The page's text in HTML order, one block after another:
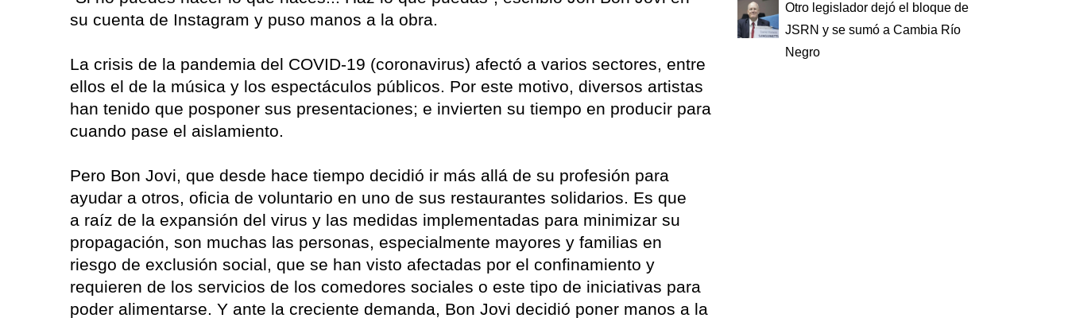
su cuenta de Instagram y puso manos a la obra.
La crisis de la pandemia del COVID-19 (coronavirus) afectó a varios sectores, entre
ellos el de la música y los espectáculos públicos. Por este motivo, diversos artistas
han tenido que posponer sus presentaciones; e invierten su tiempo en producir para
cuando pase el aislamiento.
Pero Bon Jovi, que desde hace tiempo decidió ir más allá de su profesión para
ayudar a otros, oficia de voluntario en uno de sus restaurantes solidarios. Es que
a raíz de la expansión del virus y las medidas implementadas para minimizar su
propagación, son muchas las personas, especialmente mayores y familias en
riesgo de exclusión social, que se han visto afectadas por el confinamiento y
requieren de los servicios de los comedores sociales o este tipo de iniciativas para
poder alimentarse. Y ante la creciente demanda, Bon Jovi decidió poner manos a la
Otro legislador dejó el bloque de
JSRN y se sumó a Cambia Río
Negro